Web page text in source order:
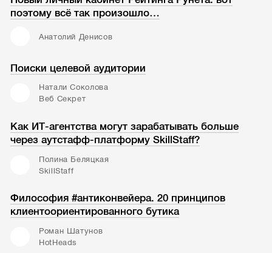
поэтому всё так произошло…
Анатолий Денисов
Поиски целевой аудитории
Натали Соколова
Веб Секрет
Как ИТ-агентства могут зарабатывать больше
через аутстафф-платформу SkillStaff?
Полина Беляцкая
SkillStaff
Философия #антиконвейера. 20 принципов
клиентоориентированного бутика
Роман Шатунов
HotHeads